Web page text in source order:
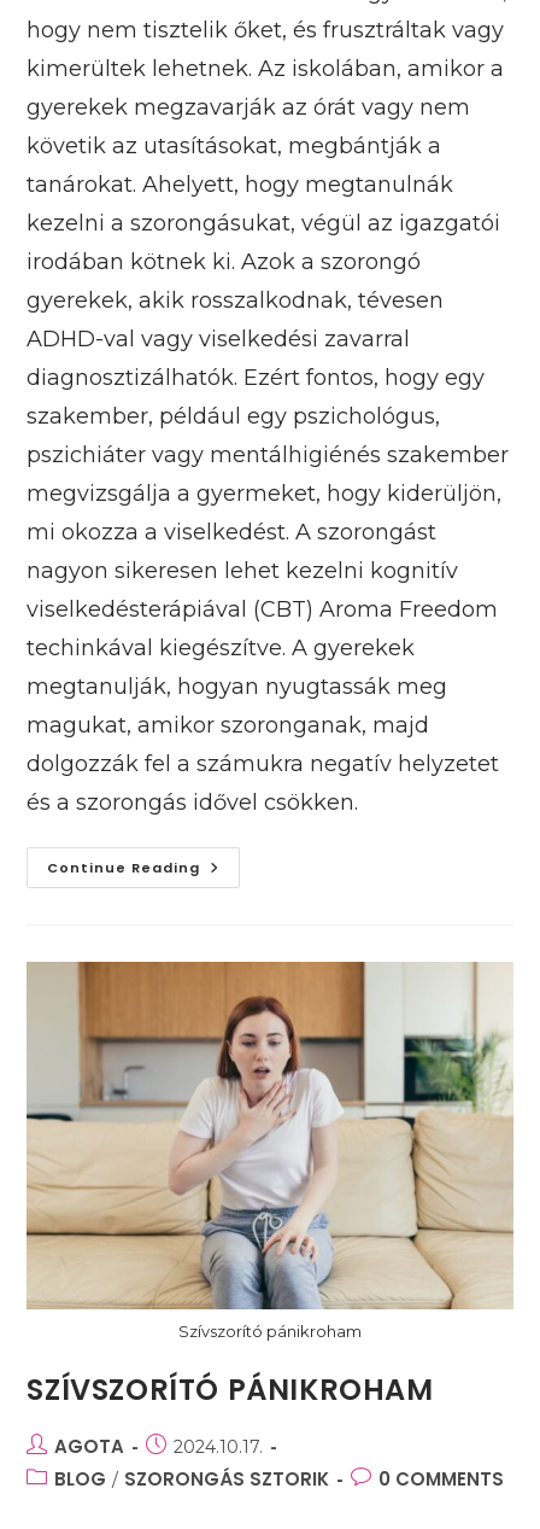
hogy nem tisztelik őket, és frusztráltak vagy
kimerültek lehetnek. Az iskolában, amikor a
gyerekek megzavarják az órát vagy nem
követik az utasításokat, megbántják a
tanárokat. Ahelyett, hogy megtanulnák
kezelni a szorongásukat, végül az igazgatói
irodában kötnek ki. Azok a szorongó
gyerekek, akik rosszalkodnak, tévesen
ADHD-val vagy viselkedési zavarral
diagnosztizálhatók. Ezért fontos, hogy egy
szakember, például egy pszichológus,
pszichiáter vagy mentálhigiénés szakember
megvizsgálja a gyermeket, hogy kiderüljön,
mi okozza a viselkedést. A szorongást
nagyon sikeresen lehet kezelni kognitív
viselkedésterápiával (CBT) Aroma Freedom
techinkával kiegészítve. A gyerekek
megtanulják, hogyan nyugtassák meg
magukat, amikor szoronganak, majd
dolgozzák fel a számukra negatív helyzetet
és a szorongás idővel csökken.
Continue Reading Hogyan
Vezet
Szívszorító pánikroham
SZÍVSZORÍTÓ PÁNIKROHAM
Post
author:
AGOTA
Post
published:
2024.10.17.
PostBLOG / SZORONGÁS SZTORIK
Post0 COMMENTS